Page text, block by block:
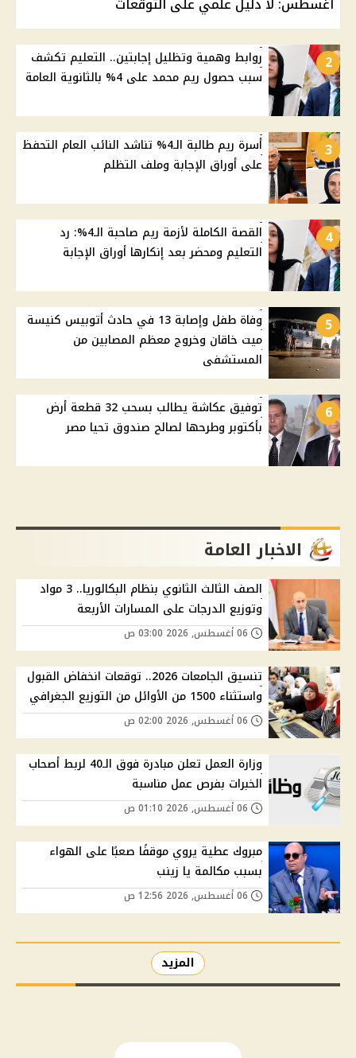
2
روابط وهمية وتظليل إجابتين.. التعليم تكشف
سبب حصول ريم محمد على 4% بالثانوية العامة
3
أسرة ريم طالبة الـ4% تناشد النائب العام التحفظ
على أوراق الإجابة وملف التظلم
4
القصة الكاملة لأزمة ريم صاحبة الـ4%: رد
التعليم ومحضر بعد إنكارها أوراق الإجابة
5
وفاة طفل وإصابة 13 في حادث أتوبيس كنيسة
ميت خاقان وخروج معظم المصابين من
المستشفى
6
توفيق عكاشة يطالب بسحب 32 قطعة أرض
بأكتوبر وطرحها لصالح صندوق تحيا مصر
الاخبار العامة
الصف الثالث الثانوي بنظام البكالوريا.. 3 مواد
وتوزيع الدرجات على المسارات الأربعة
تنسيق الجامعات 2026.. توقعات انخفاض القبول
واستثناء 1500 من الأوائل من التوزيع الجغرافي
وزارة العمل تعلن مبادرة فوق الـ40 لربط أصحاب
الخبرات بفرص عمل مناسبة
مبروك عطية يروي موقفًا صعبًا على الهواء
بسبب مكالمة يا زينب
المزيد